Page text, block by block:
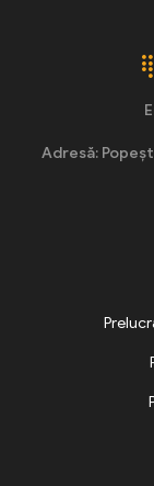
Adresă: